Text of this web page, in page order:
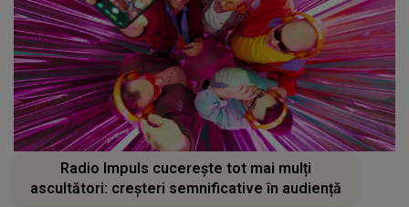
Radio Impuls cucerește tot mai mulți
ascultători: creșteri semnificative în audiență